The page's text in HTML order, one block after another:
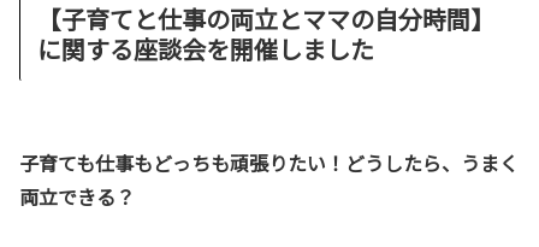
【子育てと仕事の両立とママの自分時間】
に関する座談会を開催しました
子育ても仕事もどっちも頑張りたい！どうしたら、うまく
両立できる？